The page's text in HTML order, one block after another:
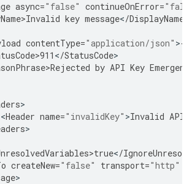
async="false" continueOnError=
key message</DisplayName
contentType="application/json" >{
</StatusCode
by API Key
<Header name="invalidKey" >Invalid API
</
createNew="false" transport="http"
>